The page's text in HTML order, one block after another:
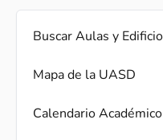
Buscar Aulas y
Mapa de la UASD
Calendario Académico